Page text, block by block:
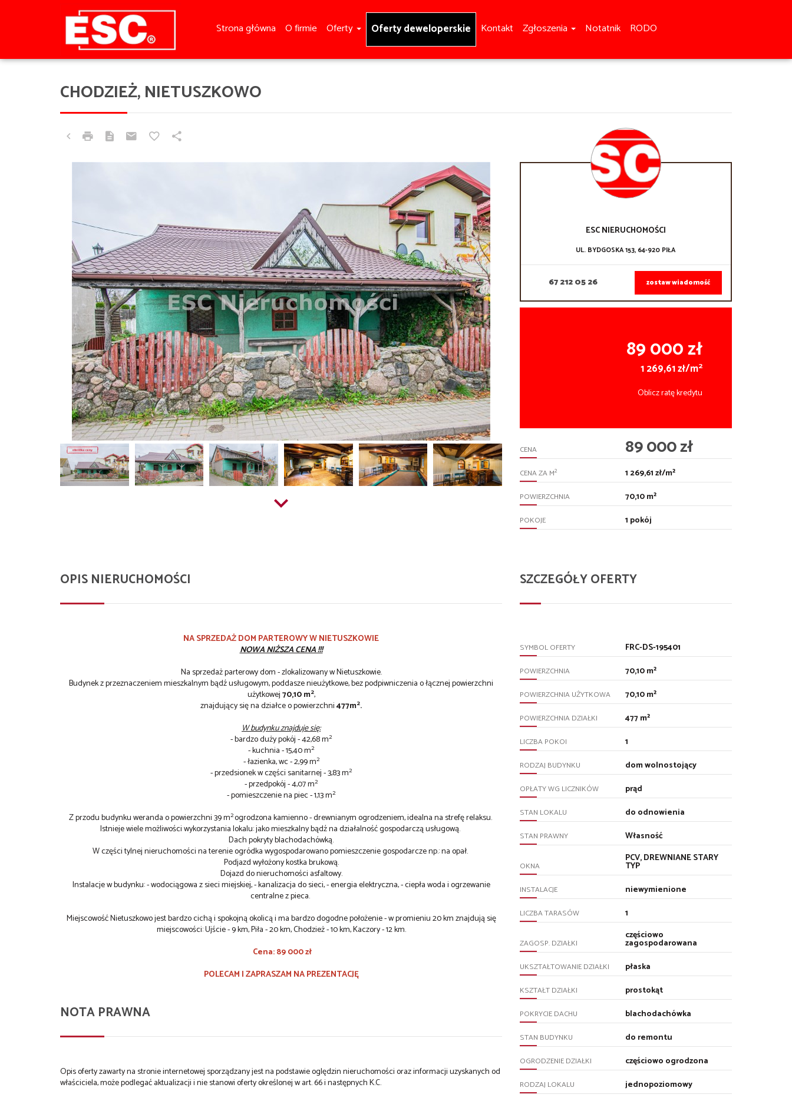
Strona główna O firmie Oferty Oferty deweloperskie Kontakt Zgłoszenia Notatnik RODO
CHODZIEŻ, NIETUSZKOWO
ESC NIERUCHOMOŚCI
UL. BYDGOSKA 153, 64-920 PIŁA
67 212 05 26 zostaw wiadomość
89 000 zł
1 269,61 zł/m2
Oblicz ratę kredytu
CENA 89 000 zł
CENA ZA M2 1 269,61 zł/m²
POWIERZCHNIA 70,10 m²
POKOJE 1 pokój
OPIS NIERUCHOMOŚCI
NA SPRZEDAŻ DOM PARTEROWY W NIETUSZKOWIE
NOWA NIŻSZA CENA !!!
Na sprzedaż parterowy dom - zlokalizowany w Nietuszkowie.
Budynek z przeznaczeniem mieszkalnym bądź usługowym, poddasze nieużytkowe, bez podpiwniczenia o łącznej powierzchni
użytkowej70,10 m2,
znajdujący się na działce o powierzchni477m2.
W budynku znajduje się:
- bardzo duży pokój - 42,68 m2
- kuchnia - 15,40 m2
- łazienka, wc - 2,99 m2
- przedsionek w części sanitarnej - 3,83 m2
- przedpokój - 4,07 m2
- pomieszczenie na piec - 1,13 m2
Z przodu budynku weranda o powierzchni 39 m2ogrodzona kamienno - drewnianym ogrodzeniem, idealna na strefę relaksu.
Istnieje wiele możliwości wykorzystania lokalu: jako mieszkalny bądź na działalność gospodarczą usługową.
Dach pokryty blachodachówką.
W części tylnej nieruchomości na terenie ogródka wygospodarowano pomieszczenie gospodarcze np.: na opał.
Podjazd wyłożony kostka brukową.
Dojazd do nieruchomości asfaltowy.
Instalacje w budynku: - wodociągowa z sieci miejskiej, - kanalizacja do sieci, - energia elektryczna, - ciepła woda i ogrzewanie
centralne z pieca.
Miejscowość Nietuszkowo jest bardzo cichą i spokojną okolicą i ma bardzo dogodne położenie - w promieniu 20 km znajdują się
miejscowości: Ujście - 9 km, Piła - 20 km, Chodzież - 10 km, Kaczory - 12 km.
Cena: 89 000 zł
POLECAM I ZAPRASZAM NA PREZENTACJĘ
NOTA PRAWNA
Opis oferty zawarty na stronie internetowej sporządzany jest na podstawie oględzin nieruchomości oraz informacji uzyskanych od
właściciela, może podlegać aktualizacji i nie stanowi oferty określonej w art. 66 i następnych K.C.
SZCZEGÓŁY OFERTY
SYMBOL OFERTY FRC-DS-195401
POWIERZCHNIA 70,10 m²
POWIERZCHNIA UŻYTKOWA 70,10 m²
POWIERZCHNIA DZIAŁKI 477 m²
LICZBA POKOI 1
RODZAJ BUDYNKU dom wolnostojący
OPŁATY WG LICZNIKÓW prąd
STAN LOKALU do odnowienia
STAN PRAWNY Własność
OKNA
PCV, DREWNIANE STARY
TYP
INSTALACJE niewymienione
LICZBA TARASÓW 1
ZAGOSP. DZIAŁKI
częściowo
zagospodarowana
UKSZTAŁTOWANIE DZIAŁKI płaska
KSZTAŁT DZIAŁKI prostokąt
POKRYCIE DACHU blachodachówka
STAN BUDYNKU do remontu
OGRODZENIE DZIAŁKI częściowo ogrodzona
RODZAJ LOKALU jednopoziomowy